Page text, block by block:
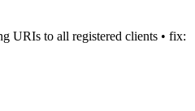
URIs to all registered clients • fix: